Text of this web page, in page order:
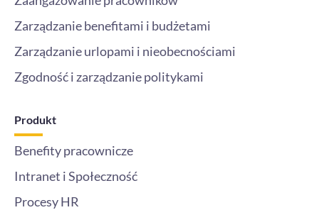
Zarządzanie benefitami i budżetami
Zarządzanie urlopami i nieobecnościami
Zgodność i zarządzanie politykami
Produkt
Benefity pracownicze
Intranet i Społeczność
Procesy HR